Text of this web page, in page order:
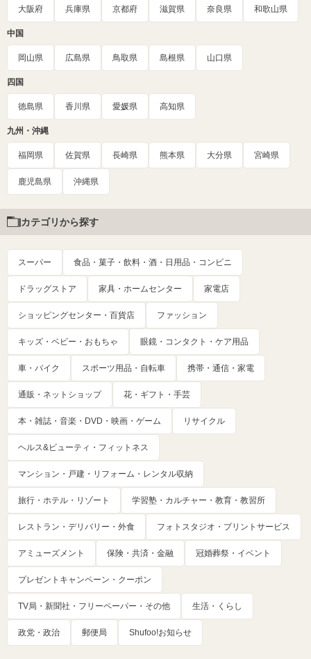
大阪府 兵庫県 京都府 滋賀県 奈良県 和歌山県
中国
岡山県 広島県 鳥取県 島根県 山口県
四国
徳島県 香川県 愛媛県 高知県
九州・沖縄
福岡県 佐賀県 長崎県 熊本県 大分県 宮崎県
鹿児島県 沖縄県
カテゴリから探す
スーパー 食品・菓子・飲料・酒・日用品・コンビニ
ドラッグストア 家具・ホームセンター 家電店
ショッピングセンター・百貨店 ファッション
キッズ・ベビー・おもちゃ 眼鏡・コンタクト・ケア用品
車・バイク スポーツ用品・自転車 携帯・通信・家電
通販・ネットショップ 花・ギフト・手芸
本・雑誌・音楽・DVD・映画・ゲーム リサイクル
ヘルス&ビューティ・フィットネス
マンション・戸建・リフォーム・レンタル収納
旅行・ホテル・リゾート 学習塾・カルチャー・教育・教習所
レストラン・デリバリー・外食 フォトスタジオ・プリントサービス
アミューズメント 保険・共済・金融 冠婚葬祭・イベント
プレゼントキャンペーン・クーポン
TV局・新聞社・フリーペーパー・その他 生活・くらし
政党・政治 郵便局 Shufoo!お知らせ